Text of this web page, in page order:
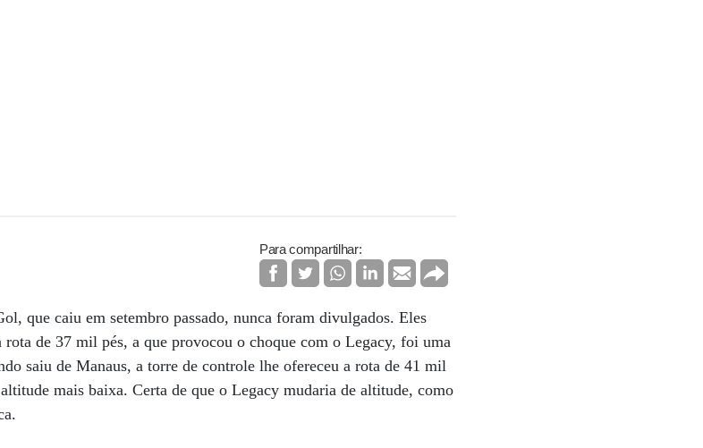
Para compartilhar:
que caiu em setembro passado, nunca foram divulgados. Eles
rota de 37 mil pés, a que provocou o choque com o Legacy, foi uma
saiu de Manaus, a torre de controle lhe ofereceu a rota de 41 mil
mais baixa. Certa de que o Legacy mudaria de altitude, como